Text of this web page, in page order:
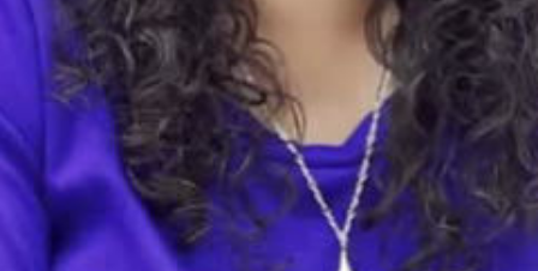
Video